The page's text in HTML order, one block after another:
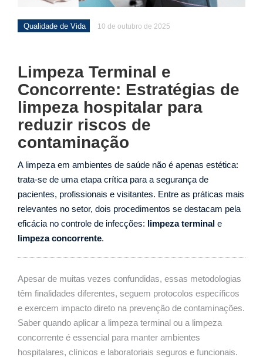
Qualidade de Vida 10 de outubro de 2025
Limpeza Terminal e
Concorrente: Estratégias de
limpeza hospitalar para
reduzir riscos de
contaminação
A limpeza em ambientes de saúde não é apenas estética:
trata-se de uma etapa crítica para a segurança de
pacientes, profissionais e visitantes. Entre as práticas mais
relevantes no setor, dois procedimentos se destacam pela
eficácia no controle de infecções: limpeza terminal e
limpeza concorrente.
Apesar de muitas vezes confundidas, essas metodologias
têm finalidades diferentes, seguem protocolos específicos
e exercem impacto direto na prevenção de contaminações.
Saber quando aplicar a limpeza terminal ou a limpeza
concorrente é essencial para manter ambientes
hospitalares, clínicos e laboratoriais seguros e funcionais.